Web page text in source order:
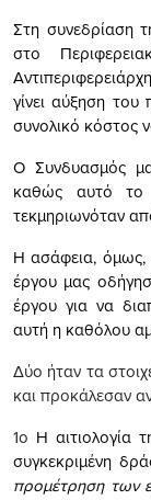
Στη συνεδρίαση
στο
γίνει αύξηση
συνολικό κόστος
Ο Συνδυασμός
καθώς αυτό
τεκμηριωνόταν
Η ασάφεια, όμως,
έργου μας
έργου για να
αυτή η καθόλου
Δύο ήταν τα
και προκάλεσαν
1ο Η αιτιολογία
συγκεκριµένη
προµέτρηση των